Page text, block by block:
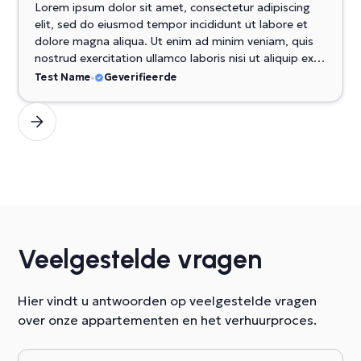
Lorem ipsum dolor sit amet, consectetur adipiscing
elit, sed do eiusmod tempor incididunt ut labore et
dolore magna aliqua. Ut enim ad minim veniam, quis
nostrud exercitation ullamco laboris nisi ut aliquip ex
ea commodo consequat. Duis aute irure dolor in
fugiat nulla pariatur. Excepteur sint occaecat
cupidatat non proident, sunt in culpa qui officia
deserunt mollit anim id est laborum.
Test Name Geverifieerde
Veelgestelde vragen
Hier vindt u antwoorden op veelgestelde vragen
over onze appartementen en het verhuurproces.